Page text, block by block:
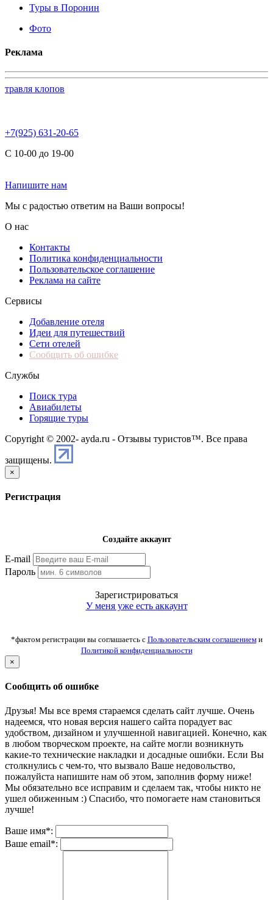
Туры в Поронин
Фото
Реклама
травля клопов
+7(925) 631-20-65
С 10-00 до 19-00
Напишите нам
Мы с радостью ответим на Ваши вопросы!
О нас
Контакты
Политика конфиденциальности
Пользовательское соглашение
Реклама на сайте
Сервисы
Добавление отеля
Идеи для путешествий
Сети отелей
Сообщить об ошибке
Службы
Поиск тура
Авиабилеты
Горящие туры
Copyright © 2002- ayda.ru - Отзывы туристов™. Все права
защищены.
×
Регистрация
Создайте аккаунт
E-mail
Пароль
Зарегистрироваться
У меня уже есть аккаунт
*фактом регистрации вы соглашаетсь с Пользовательским соглашениеми
Политикой конфиденциальности
×
Сообщить об ошибке
Друзья! Мы все время стараемся сделать сайт лучше. Очень
надеемся, что новая версия нашего сайта порадует вас
удобством, дизайном и улучшенной навигацией. Конечно, как
в любом творческом проекте, на сайте могли возникнуть
какие-то технические накладки и досадные ошибки. Если Вы
столкнулись с чем-то, что вызвало Ваше недовольство,
пожалуйста напишите нам об этом, заполнив форму ниже!
Мы обязательно все исправим и сделаем так, чтобы никто не
ушел обиженным :) Спасибо, что помогаете нам становиться
лучше!
Ваше имя*:
Ваше email*: